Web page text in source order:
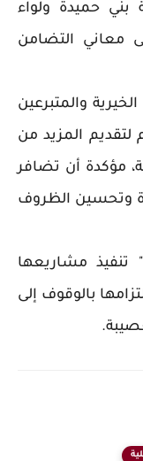
بني حميدة ولواء
معاني التضامن
والمتبرعين
المزيد من
مؤكدة أن تضافر
وتحسين الظروف
تنفيذ مشاريعها
بالوقوف إلى